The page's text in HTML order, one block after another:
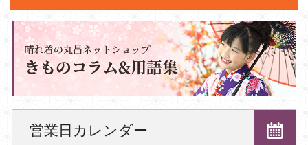
営業日カレンダー